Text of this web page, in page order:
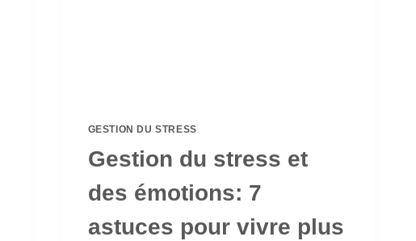
GESTION DU STRESS
Gestion du stress et
des émotions: 7
astuces pour vivre plus